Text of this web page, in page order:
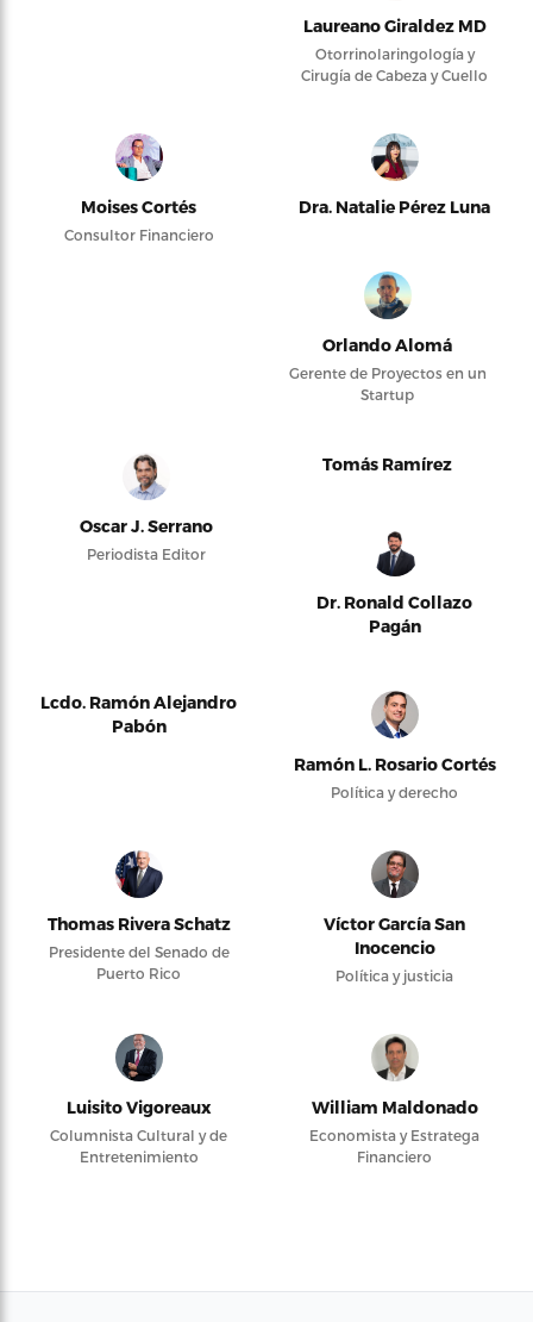
Laureano Giraldez MD
Otorrinolaringología y
Cirugía de Cabeza y Cuello
Moises Cortés
Consultor Financiero
Dra. Natalie Pérez Luna
Orlando Alomá
Gerente de Proyectos en un
Startup
Oscar J. Serrano
Periodista Editor
Tomás Ramírez
Dr. Ronald Collazo
Pagán
Lcdo. Ramón Alejandro
Pabón
Ramón L. Rosario Cortés
Política y derecho
Thomas Rivera Schatz
Presidente del Senado de
Puerto Rico
Víctor García San
Inocencio
Política y justicia
Luisito Vigoreaux
Columnista Cultural y de
Entretenimiento
William Maldonado
Economista y Estratega
Financiero